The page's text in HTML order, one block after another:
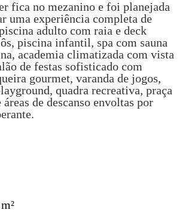
fica no mezanino e foi planejada
uma experiência completa de
adulto com raia e deck
piscina infantil, spa com sauna
academia climatizada com vista
de festas sofisticado com
gourmet, varanda de jogos,
quadra recreativa, praça
de descanso envoltas por